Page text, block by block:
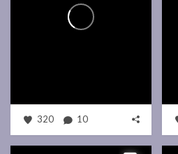
320 10